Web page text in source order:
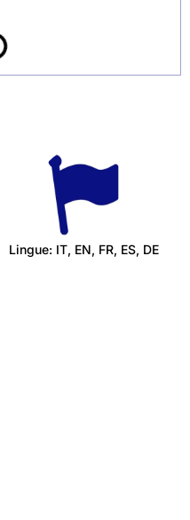
Lingue: IT, EN, FR, ES, DE